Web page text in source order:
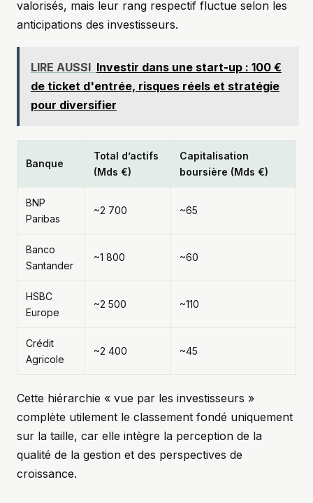
valorisés, mais leur rang respectif fluctue selon les
anticipations des investisseurs.
LIRE AUSSI Investir dans une start-up : 100 €
de ticket d'entrée, risques réels et stratégie
pour diversifier
Banque
Total d’actifs
(Mds €)
Capitalisation
boursière (Mds €)
BNP
Paribas
~2 700 ~65
Banco
Santander
~1 800 ~60
HSBC
Europe
~2 500 ~110
Crédit
Agricole
~2 400 ~45
Cette hiérarchie « vue par les investisseurs »
complète utilement le classement fondé uniquement
sur la taille, car elle intègre la perception de la
qualité de la gestion et des perspectives de
croissance.